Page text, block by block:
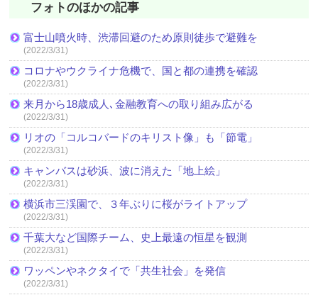
フォトのほかの記事
富士山噴火時、渋滞回避のため原則徒歩で避難を
(2022/3/31)
コロナやウクライナ危機で、国と都の連携を確認
(2022/3/31)
来月から18歳成人､金融教育への取り組み広がる
(2022/3/31)
リオの「コルコバードのキリスト像」も「節電」
(2022/3/31)
キャンバスは砂浜、波に消えた「地上絵」
(2022/3/31)
横浜市三渓園で、３年ぶりに桜がライトアップ
(2022/3/31)
千葉大など国際チーム、史上最遠の恒星を観測
(2022/3/31)
ワッペンやネクタイで「共生社会」を発信
(2022/3/31)